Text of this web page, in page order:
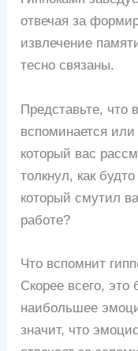
отвечая за
извлечение
тесно связаны.
Представьте, что
вспоминается
который вас
толкнул, как
который смутил
работе?
Что вспомнит
Скорее всего, это
наибольшее
значит, что